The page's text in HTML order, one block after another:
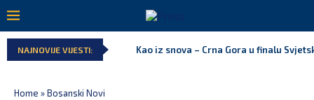
NAJNOVIJE VIJESTI: Kao iz snova – Crna Gora u finalu
Home »Bosanski Novi